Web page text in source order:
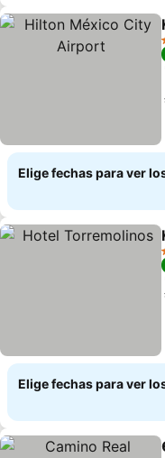
Elige fechas para ver
Elige fechas para ver